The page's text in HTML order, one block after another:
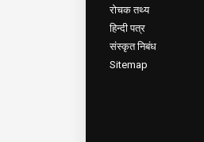
रोचक तथ्य
हिन्दी पत्र
संस्कृत निबंध
Sitemap